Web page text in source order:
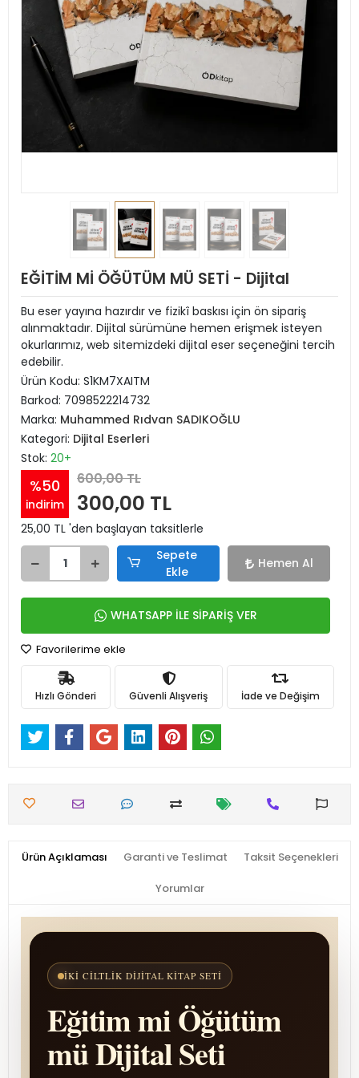
EĞİTİM Mİ ÖĞÜTÜM MÜ SETİ - Dijital
Bu eser yayına hazırdır ve fizikî baskısı için ön sipariş
alınmaktadır. Dijital sürümüne hemen erişmek isteyen
okurlarımız, web sitemizdeki dijital eser seçeneğini tercih
edebilir.
Ürün Kodu: S1KM7XAITM
Barkod: 7098522214732
Marka: Muhammed Rıdvan SADIKOĞLU
Kategori: Dijital Eserleri
Stok: 20+
%50
indirim
600,00 TL
300,00 TL
25,00 TL 'den başlayan taksitlerle
Sepete
Ekle
Hemen Al
WHATSAPP İLE SİPARİŞ VER
Favorilerime ekle
Hızlı Gönderi Güvenli Alışveriş İade ve Değişim
Ürün Açıklaması Garanti ve Teslimat Taksit Seçenekleri
Yorumlar
İKI CILTLIK DIJITAL KITAP SETI
Eğitim mi Öğütüm
mü Dijital Seti